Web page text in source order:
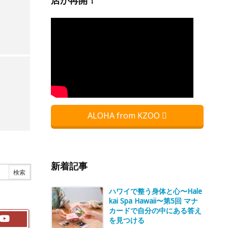
ALOHA from KZOO
新着記事
ハワイで整う身体と心〜Hale
kai Spa Hawaii〜第5回 マナ
カードで自分の中にある答え
を見つける